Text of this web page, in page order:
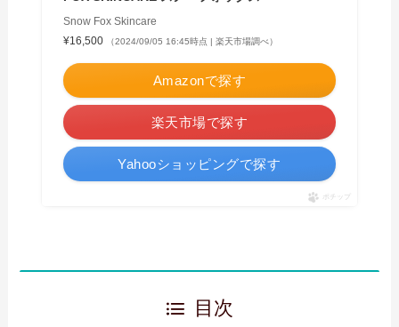
Snow Fox Skincare
¥16,500
（2024/09/05 16:45時点 | 楽天市場調べ）
Amazonで探す
楽天市場で探す
Yahooショッピングで探す
ポチップ
目次